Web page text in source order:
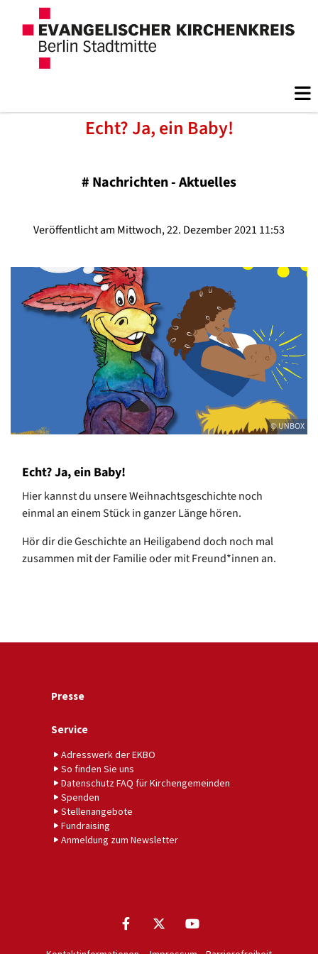
Echt? Ja, ein Baby!
# Nachrichten - Aktuelles
Veröffentlicht am Mittwoch, 22. Dezember 2021 11:53
© UNBOX
Echt? Ja, ein Baby!
Hier kannst du unsere Weihnachtsgeschichte noch
einmal an einem Stück in ganzer Länge hören.
Hör dir die Geschichte an Heiligabend doch noch mal
zusammen mit der Familie oder mit Freund*innen an.
Presse
Service
Adresswerk der EKBO
So finden Sie uns
Datenschutz FAQ für Kirchengemeinden
Spenden
Stellenangebote
Fundraising
Anmeldung zum Newsletter